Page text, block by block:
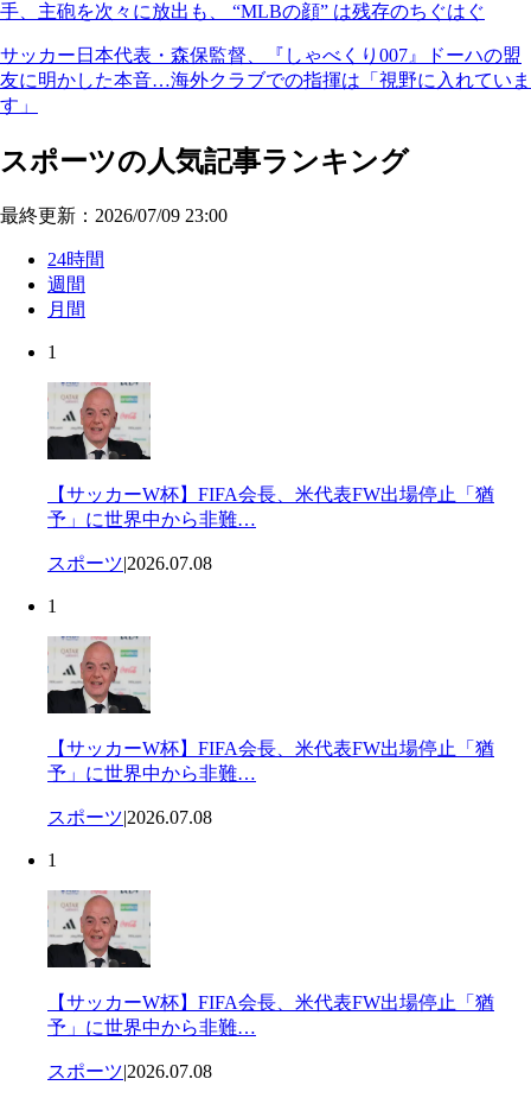
手、主砲を次々に放出も、 “MLBの顔” は残存のちぐはぐ
サッカー日本代表・森保監督、『しゃべくり007』ドーハの盟
友に明かした本音…海外クラブでの指揮は「視野に入れていま
す」
スポーツの人気記事ランキング
最終更新：2026/07/09 23:00
24時間
週間
月間
1
【サッカーW杯】FIFA会長、米代表FW出場停止「猶
予」に世界中から非難…
スポーツ|2026.07.08
1
【サッカーW杯】FIFA会長、米代表FW出場停止「猶
予」に世界中から非難…
スポーツ|2026.07.08
1
【サッカーW杯】FIFA会長、米代表FW出場停止「猶
予」に世界中から非難…
スポーツ|2026.07.08